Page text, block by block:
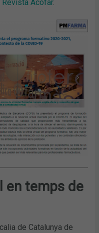
Revista Acofar.
en temps de
de Catalunya de